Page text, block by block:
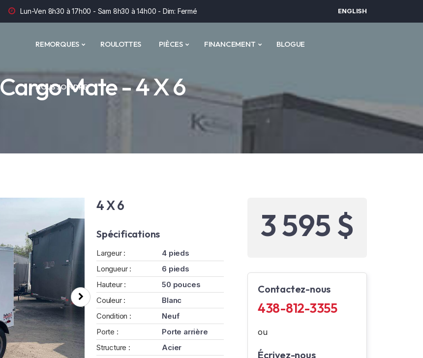
Lun-Ven 8h30 à 17h00 - Sam 8h30 à 14h00 - Dim: Fermé ENGLISH
REMORQUES ROULOTTES PIÈCES FINANCEMENT BLOGUE
NOUS JOINDRE
Cargo Mate - 4 X 6
4 X 6
Spécifications
Largeur :
4 pieds
Longueur :
6 pieds
Hauteur :
50 pouces
Couleur :
Blanc
Condition :
Neuf
Porte :
Porte arrière
Structure :
Acier
3 595 $
Contactez-nous
438-812-3355
ou
Écrivez-nous